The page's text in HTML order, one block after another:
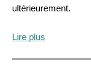
ultérieurement.
Lire plus